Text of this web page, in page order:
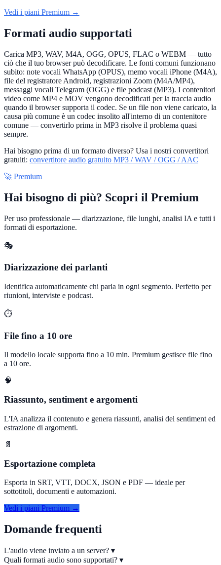
Vedi i piani Premium →
Formati audio supportati
Carica MP3, WAV, M4A, OGG, OPUS, FLAC o WEBM — tutto
ciò che il tuo browser può decodificare. Le fonti comuni funzionano
subito: note vocali WhatsApp (OPUS), memo vocali iPhone (M4A),
file del registratore Android, registrazioni Zoom (M4A/MP4),
messaggi vocali Telegram (OGG) e file podcast (MP3). I contenitori
video come MP4 e MOV vengono decodificati per la traccia audio
quando il browser supporta il codec. Se un file non viene caricato, la
causa più comune è un codec insolito all'interno di un contenitore
comune — convertirlo prima in MP3 risolve il problema quasi
sempre.
Hai bisogno prima di un formato diverso? Usa i nostri convertitori
gratuiti: convertitore audio gratuito MP3 / WAV / OGG / AAC
🚀 Premium
Hai bisogno di più? Scopri il Premium
Per uso professionale — diarizzazione, file lunghi, analisi IA e tutti i
formati di esportazione.
🎭
Diarizzazione dei parlanti
Identifica automaticamente chi parla in ogni segmento. Perfetto per
riunioni, interviste e podcast.
⏱️
File fino a 10 ore
Il modello locale supporta fino a 10 min. Premium gestisce file fino
a 10 ore.
🧠
Riassunto, sentiment e argomenti
L'IA analizza il contenuto e genera riassunti, analisi del sentiment ed
estrazione di argomenti.
📄
Esportazione completa
Esporta in SRT, VTT, DOCX, JSON e PDF — ideale per
sottotitoli, documenti e automazioni.
Vedi i piani Premium →
Domande frequenti
L'audio viene inviato a un server? ▾
Quali formati audio sono supportati? ▾